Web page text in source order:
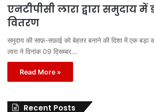
एनटीपीसी लारा द्वारा समुदाय में
वितरण
समुदाय की साफ़-सफ़ाई को बेहतर बनाने की दिशा में एक
लारा ने दिनांक 09 दिसम्बर…
Read More »
Recent Posts